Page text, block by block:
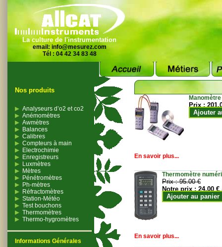
La culture de l'instrumentation
email: info@mesurez.com
Tél : 04 42 34 83 48
Nos produits
Analyseurs d’o2 et co2
Anémomètres
Awmètres
Balances
Calibres
Compteurs à main
Electrochimie
Enregistreurs
Luxmètres
Mètres
Pénétromètres
Ph-mètres
Réfractomètres
Station-Météo
Test bouchons
Thermomètres
Thermo-hygromètres
Informations Générales
Prix :
Ajouter
En savoir plus...
Thermomètre
Prix :95.00 €
Notre prix :24.00 €
Ajouter au panier
En savoir plus...